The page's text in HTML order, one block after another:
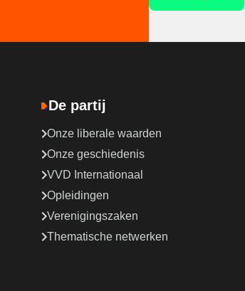
De partij
Onze liberale waarden
Onze geschiedenis
VVD Internationaal
Opleidingen
Verenigingszaken
Thematische netwerken